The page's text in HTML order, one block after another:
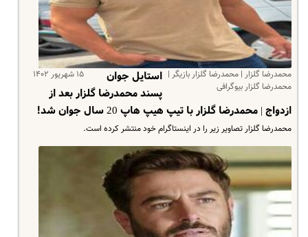
محمدرضا گلزار | محمدرضا گلزار بازیگر |
محمدرضا گلزار بیوگرافی
۱۵ شهریور ۱۴۰۲
استایل جوان
پسند محمدرضا گلزار بعد از
ازدواج | محمدرضا گلزار با تیپ هیپ هاپ 20 سال جوان شد!
محمدرضا گلزار تصاویر زیر را در اینستاگرام خود منتشر کرده است.